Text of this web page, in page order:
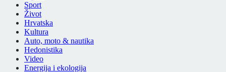
Sport
Život
Hrvatska
Kultura
Auto, moto & nautika
Hedonistika
Video
Energija i ekologija